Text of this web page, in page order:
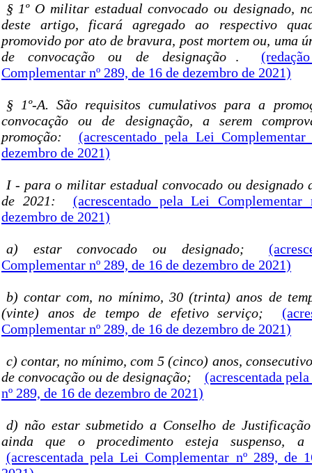
§ 1º O militar estadual convocado ou designado,
deste artigo, ficará agregado ao respectivo
promovido por ato de bravura, post mortem ou, uma
de convocação ou de designação
.
Complementar nº 289, de 16 de dezembro de 2021)
§ 1º-A. São requisitos cumulativos para a
convocação ou de designação, a serem
promoção:
(acrescentado pela Lei
dezembro de 2021)
I - para o militar estadual convocado ou designado
de 2021:
(acrescentado pela Lei
dezembro de 2021)
a) estar convocado ou designado;
Complementar nº 289, de 16 de dezembro de 2021)
b) contar com, no mínimo, 30 (trinta) anos de
(vinte) anos de tempo de efetivo serviço;
Complementar nº 289, de 16 de dezembro de 2021)
c) contar, no mínimo, com 5 (cinco) anos,
de convocação ou de designação;
(acrescentada
nº 289, de 16 de dezembro de 2021)
d) não estar submetido a Conselho de
ainda que o procedimento esteja suspenso,
(acrescentada pela Lei Complementar nº 289, de